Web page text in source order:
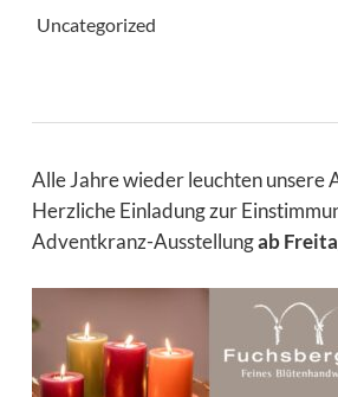
Uncategorized
Alle Jahre wieder leuchten unsere
Herzliche Einladung zur
Adventkranz-Ausstellungab